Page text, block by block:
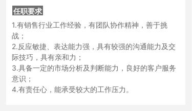
1.有销售行业工作经验，有团队协作精神，善于挑
战；
2.反应敏捷、表达能力强，具有较强的沟通能力及交
际技巧，具有亲和力；
3.具备一定的市场分析及判断能力，良好的客户服务
意识；
4.有责任心，能承受较大的工作压力。
任职要求